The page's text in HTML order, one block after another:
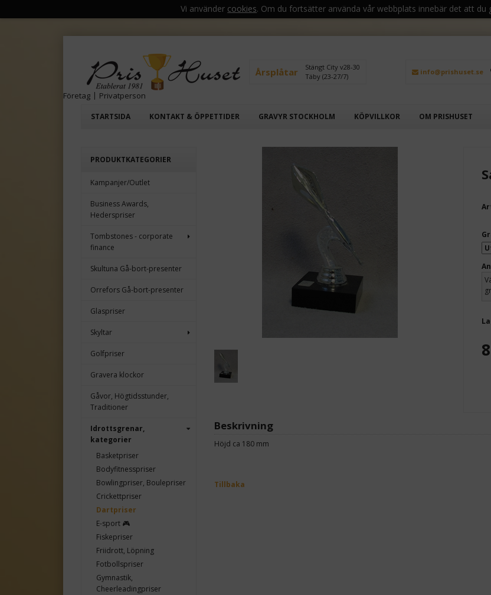
Vi använder cookies. Om du fortsätter använda vår webbplats innebär det att du
Årsplåtar
Stängt City v28-30
Täby (23-27/7)
info@prishuset.se
STARTSIDA KONTAKT & ÖPPETTIDER GRAVYR STOCKHOLM KÖPVILLKOR OM PRISHUSET
Företag | Privatperson
PRODUKTKATEGORIER
Kampanjer/Outlet
Business Awards,
Hederspriser
Tombstones - corporate
finance
Skultuna Gå-bort-presenter
Orrefors Gå-bort-presenter
Glaspriser
Skyltar
Golfpriser
Gravera klockor
Gåvor, Högtidsstunder,
Traditioner
Idrottsgrenar,
kategorier
Basketpriser
Bodyfitnesspriser
Bowlingpriser, Boulepriser
Crickettpriser
Dartpriser
E-sport 🎮
Fiskepriser
Friidrott, Löpning
Fotbollspriser
Gymnastik,
Cheerleadingpriser
Beskrivning
Höjd ca 180 mm
Tillbaka